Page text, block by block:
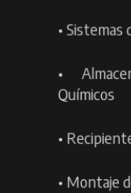
• Sistemas
•
Químicos
•
• Montaje